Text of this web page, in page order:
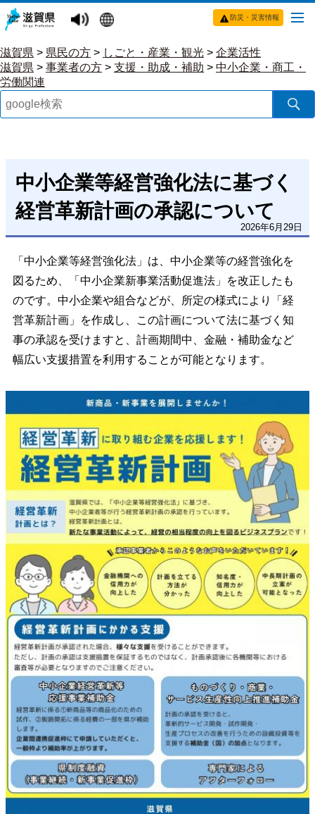
防災・災害情報
滋賀県 > 県民の方 > しごと・産業・観光 > 企業活性
滋賀県 > 事業者の方 > 支援・助成・補助 > 中小企業・商工・
労働関連
中小企業等経営強化法に基づく
経営革新計画の承認について
2026年6月29日
「中小企業等経営強化法」は、中小企業等の経営強化を
図るため、「中小企業新事業活動促進法」を改正したも
のです。中小企業や組合などが、所定の様式により「経
営革新計画」を作成し、この計画について法に基づく知
事の承認を受けますと、計画期間中、金融・補助金など
幅広い支援措置を利用することが可能となります。